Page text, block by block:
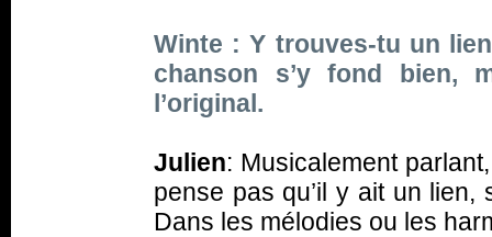
Winte : Y trouves-tu un
chanson s’y fond bien,
l’original.
Julien: Musicalement
pense pas qu’il y ait un
Dans les mélodies ou les